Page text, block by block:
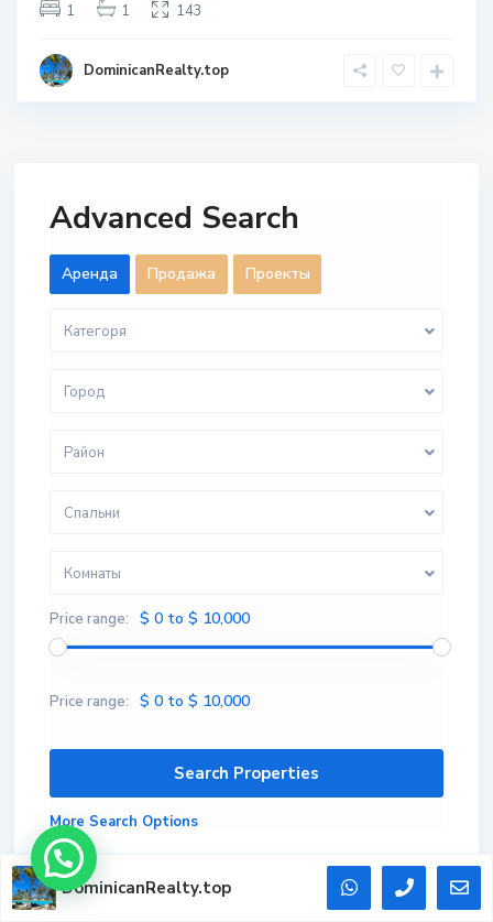
1
1 143
DominicanRealty.top
Advanced Search
Aренда Продажа Проекты
Категоря
Город
Район
Спальни
Комнаты
Price range: $ 0 to $ 10,000
Price range: $ 0 to $ 10,000
More Search Options
DominicanRealty.top